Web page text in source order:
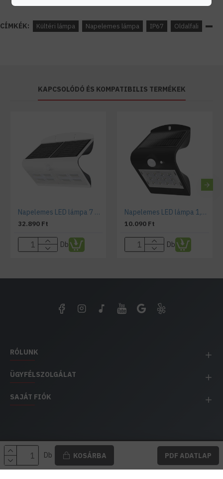
Db KOSÁRBA PDF ADATLAP
CÍMKÉK: Kültéri lámpa Napelemes lámpa IP67 Oldalfali
KAPCSOLÓDÓ ÉS KOMPATIBILIS TERMÉKEK
Napelemes LED lámpa 7 Watt mozgásérzékelővel fehér
32.890 Ft
Db
Napelemes LED lámpa 1,5 Watt mozgásérzékelővel fekete
10.090 Ft
Db
RÓLUNK
ÜGYFÉLSZOLGÁLAT
SAJÁT FIÓK
EH IMPEX / Copyright © 1991-2025 Energia Háza